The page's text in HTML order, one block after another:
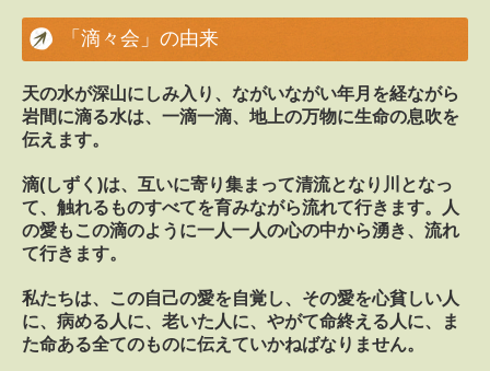
利用者様・ご家族の方へ
採用情報
特別養護老人ホーム 介護員(正職員)
特別養護老人ホーム 介護員(準職員)
特別養護老人ホーム 管理栄養士(正社員)
ヘルパーステーション ヘルパー(パート)
「滴々会」の由来
天の水が深山にしみ入り、ながいながい年月を経ながら
岩間に滴る水は、一滴一滴、地上の万物に生命の息吹を
伝えます。
滴(しずく)は、互いに寄り集まって清流となり川となっ
て、触れるものすべてを育みながら流れて行きます。人
の愛もこの滴のように一人一人の心の中から湧き、流れ
て行きます。
私たちは、この自己の愛を自覚し、その愛を心貧しい人
に、病める人に、老いた人に、やがて命終える人に、ま
た命ある全てのものに伝えていかねばなりません。